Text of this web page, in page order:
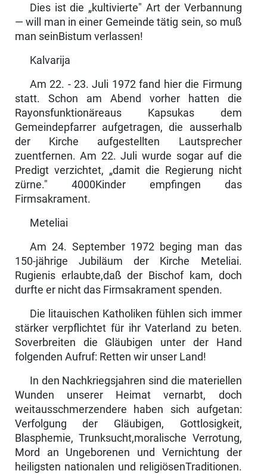
Dies ist die „kultivierte" Art der Verbannung
— will man in einer Gemeinde tätig sein, so muß
man seinBistum verlassen!
Kalvarija
Am 22. - 23. Juli 1972 fand hier die Firmung
statt. Schon am Abend vorher hatten die
Rayonsfunktionäreaus Kapsukas dem
Gemeindepfarrer aufgetragen, die ausserhalb
der Kirche aufgestellten Lautsprecher
zuentfernen. Am 22. Juli wurde sogar auf die
Predigt verzichtet, „damit die Regierung nicht
zürne." 4000Kinder empfingen das
Firmsakrament.
Meteliai
Am 24. September 1972 beging man das
150-jährige Jubiläum der Kirche Meteliai.
Rugienis erlaubte,daß der Bischof kam, doch
durfte er nicht das Firmsakrament spenden.
Die litauischen Katholiken fühlen sich immer
stärker verpflichtet für ihr Vaterland zu beten.
Soverbreiten die Gläubigen unter der Hand
folgenden Aufruf: Retten wir unser Land!
In den Nachkriegsjahren sind die materiellen
Wunden unserer Heimat vernarbt, doch
weitausschmerzendere haben sich aufgetan:
Verfolgung der Gläubigen, Gottlosigkeit,
Blasphemie, Trunksucht,moralische Verrotung,
Mord an Ungeborenen und Vernichtung der
heiligsten nationalen und religi­ösenTraditionen.